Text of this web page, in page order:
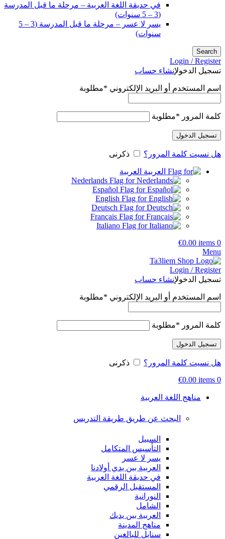
في حديقة اللغة العربية – مرحلة ما قبل المدرسة
(3 – 5 سنوات)
يسر لا عسر – مرحلة ما قبل المدرسة (3 – 5
سنوات)
Search
Login / Register
تسجيل الدخولإنشاء حساب
اسم المستخدم أو البريد الإلكتروني *مطلوبة
كلمة المرور *مطلوبة
تسجيل الدخول
هل نسيت كلمة المرور؟ ذكرنى
العربية
Nederlands
Español
English
Deutsch
Français
Italiano
0
items
€0.00
Menu
Login / Register
تسجيل الدخولإنشاء حساب
اسم المستخدم أو البريد الإلكتروني *مطلوبة
كلمة المرور *مطلوبة
تسجيل الدخول
هل نسيت كلمة المرور؟
ذكرنى
0
items
€0.00
مناهج اللغة العربية
البحث عن طريق طريقة التدريس
السبيل
التأسيس المتكامل
يسر لا عسر
العربية بين يدي أولادنا
في حديقة اللغة العربية
المستقبل الرقمي
النورانية
الشامل
العربية بين يديك
مناهج المدينة
سنابل للبالغين